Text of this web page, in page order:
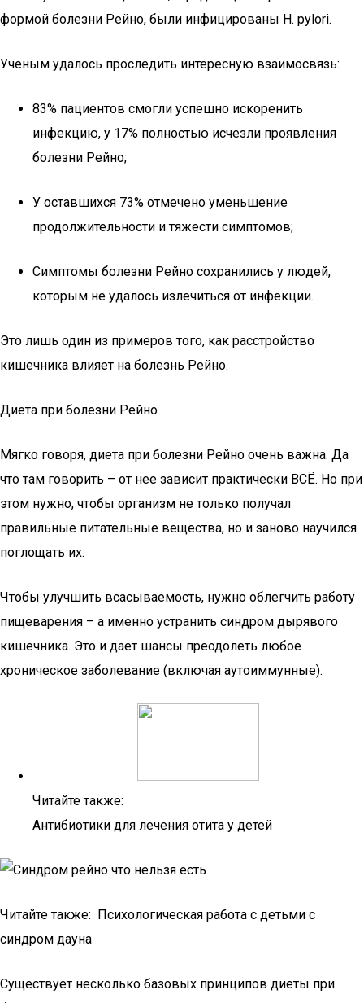
формой болезни Рейно, были инфицированы H. pylori.
Ученым удалось проследить интересную взаимосвязь:
83% пациентов смогли успешно искоренить
инфекцию, у 17% полностью исчезли проявления
болезни Рейно;
У оставшихся 73% отмечено уменьшение
продолжительности и тяжести симптомов;
Симптомы болезни Рейно сохранились у людей,
которым не удалось излечиться от инфекции.
Это лишь один из примеров того, как расстройство
кишечника влияет на болезнь Рейно.
Диета при болезни Рейно
Мягко говоря, диета при болезни Рейно очень важна. Да
что там говорить – от нее зависит практически ВСЁ. Но при
этом нужно, чтобы организм не только получал
правильные питательные вещества, но и заново научился
поглощать их.
Чтобы улучшить всасываемость, нужно облегчить работу
пищеварения – а именно устранить синдром дырявого
кишечника. Это и дает шансы преодолеть любое
хроническое заболевание (включая аутоиммунные).
Читайте также:
Антибиотики для лечения отита у детей
Читайте также: Психологическая работа с детьми с
синдром дауна
Существует несколько базовых принципов диеты при